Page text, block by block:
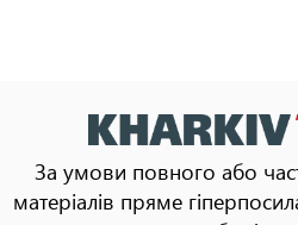
За умови повного або
матеріалів пряме